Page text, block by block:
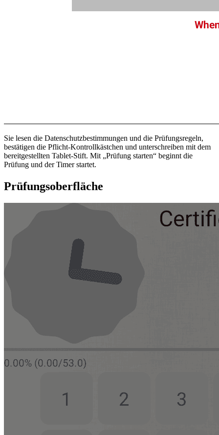
Sie lesen die Datenschutzbestimmungen und die Prüfungsregeln,
bestätigen die Pflicht-Kontrollkästchen und unterschreiben mit dem
bereitgestellten Tablet-Stift. Mit „Prüfung starten“ beginnt die
Prüfung und der Timer startet.
Prüfungsoberfläche